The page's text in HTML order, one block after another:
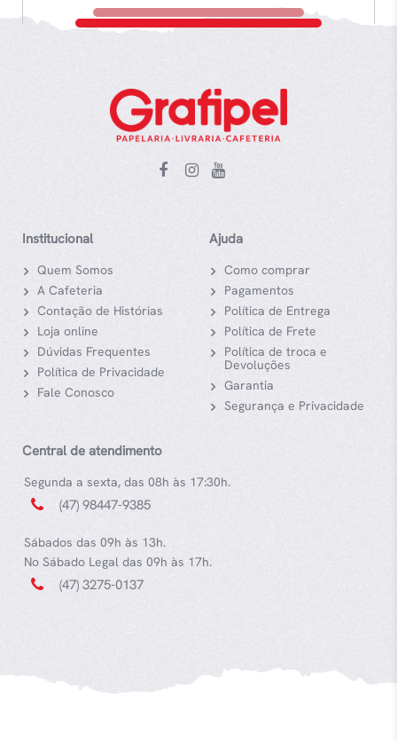
Institucional
Quem Somos
A Cafeteria
Contação de Histórias
Loja online
Dúvidas Frequentes
Política de Privacidade
Fale Conosco
Ajuda
Como comprar
Pagamentos
Política de Entrega
Política de Frete
Política de troca e
Devoluções
Garantia
Segurança e Privacidade
Central de atendimento
Segunda a sexta, das 08h às 17:30h.
(47) 98447-9385
Sábados das 09h às 13h.
No Sábado Legal das 09h às 17h.
(47) 3275-0137